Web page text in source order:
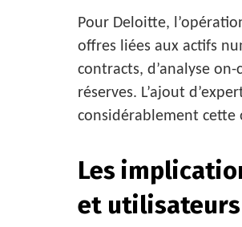
Pour Deloitte,
offres liées aux actifs
contracts, d’analyse
réserves. L’ajout
considérablement cette
Les
et utilisateurs